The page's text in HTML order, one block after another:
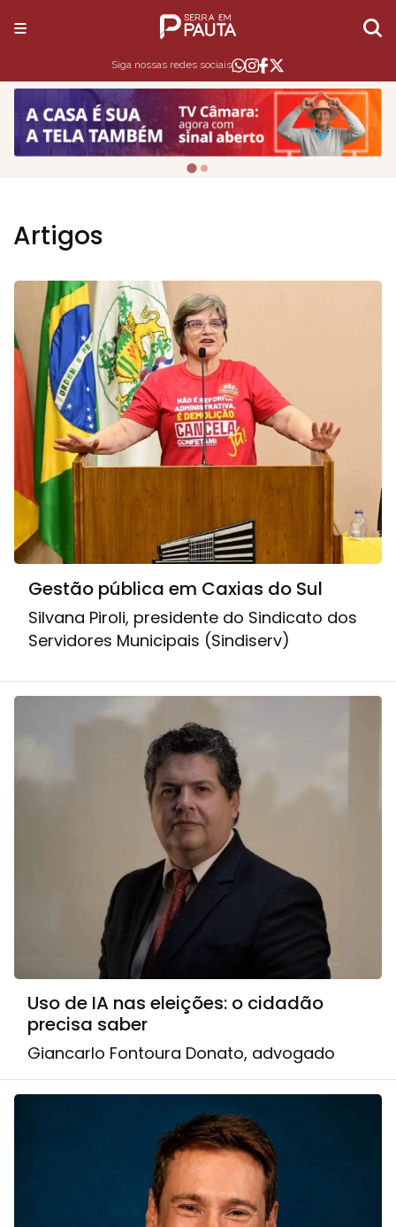
Siga nossas redes sociais
Artigos
Gestão pública em Caxias do Sul
Silvana Piroli, presidente do Sindicato dos
Servidores Municipais (Sindiserv)
Uso de IA nas eleições: o cidadão
precisa saber
Giancarlo Fontoura Donato, advogado